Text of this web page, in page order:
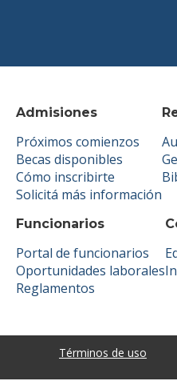
Admisiones
Próximos comienzos
Becas disponibles
Cómo inscribirte
Solicitá más información
Funcionarios
Portal de funcionarios
Oportunidades laborales
Reglamentos
Términos de uso